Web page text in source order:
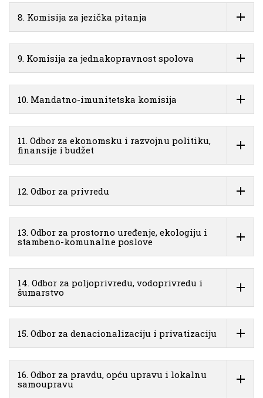
8. Komisija za jezička pitanja
9. Komisija za jednakopravnost spolova
10. Mandatno-imunitetska komisija
11. Odbor za ekonomsku i razvojnu politiku,
finansije i budžet
12. Odbor za privredu
13. Odbor za prostorno uređenje, ekologiju i
stambeno-komunalne poslove
14. Odbor za poljoprivredu, vodoprivredu i
šumarstvo
15. Odbor za denacionalizaciju i privatizaciju
16. Odbor za pravdu, opću upravu i lokalnu
samoupravu